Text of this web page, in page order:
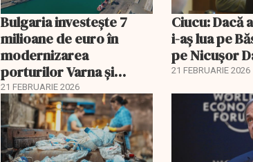
Bulgaria investește 7
milioane de euro în
modernizarea
porturilor Varna și
Burgas
21 FEBRUARIE 2026
Ciucu: Dacă
i-aș lua pe
pe Nicușor
21 FEBRUARIE 2026